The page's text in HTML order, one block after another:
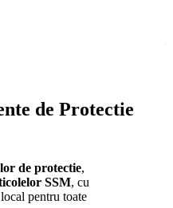
de Protectie
de protectie,
SSM, cu
pentru toate